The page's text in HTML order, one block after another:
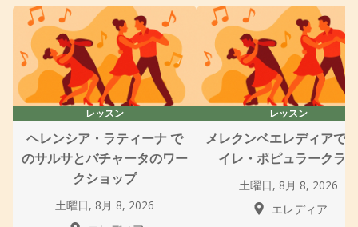
レッスン
ヘレンシア・ラティーナ で
のサルサとバチャータのワー
クショップ
土曜日, 8月 8, 2026
レッスン
メレクンベエレディアで
イレ・ポピュラークラス
土曜日, 8月 8, 2026
エレディア